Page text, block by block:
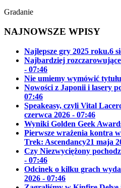
Gradanie
NAJNOWSZE WPISY
Najlepsze gry 2025 roku.6
Najbardziej
- 07:46
Nie umiemy wymówić
Nowości z Japonii i lasery
07:46
Speakeasy, czyli Vital
czerwca 2026 - 07:46
Wyniki Golden Geek
Pierwsze wrażenia kontra
Trek: Ascendancy21 maja
Czy Niezwyciężony
- 07:46
Odcinek o kilku grach
2026 - 07:46